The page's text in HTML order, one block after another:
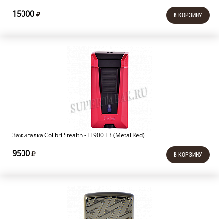
15000 В КОРЗИНУ
Зажигалка Colibri Stealth - LI 900 T3 (Metal Red)
9500 В КОРЗИНУ